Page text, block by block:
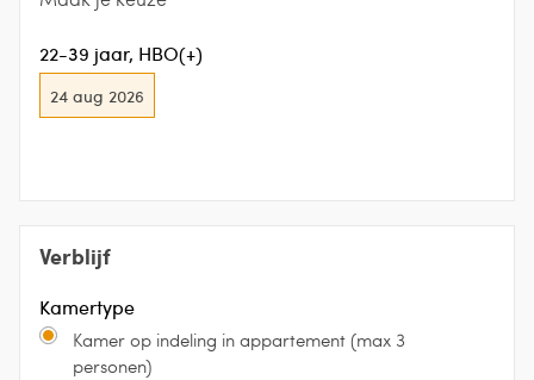
22-39 jaar, HBO(+)
24 aug 2026
Verblijf
Kamertype
Kamer op indeling in appartement (max 3
personen)